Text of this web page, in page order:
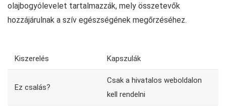
olajbogyólevelet tartalmazzák, mely összetevők
hozzájárulnak a szív egészségének megőrzéséhez.
Kiszerelés Kapszulák
Ez csalás?
Csak a hivatalos weboldalon
kell rendelni